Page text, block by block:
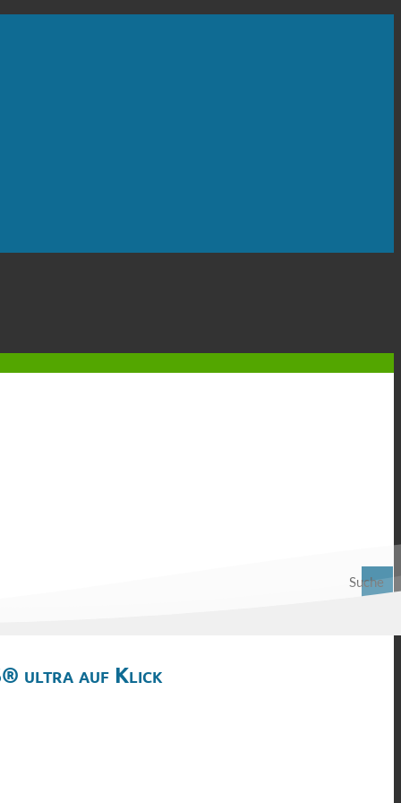
Suche
ultra auf Klick